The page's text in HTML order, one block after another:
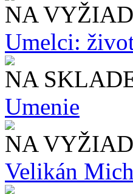
NA
Umelci:
NA
Umenie
NA
Velikán